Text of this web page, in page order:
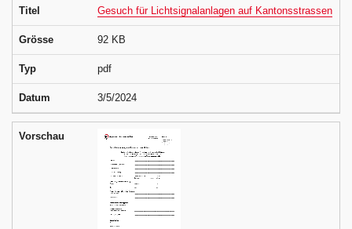
Titel Gesuch für Lichtsignalanlagen auf Kantonsstrassen
Grösse 92 KB
Typ pdf
Datum 3/5/2024
Vorschau